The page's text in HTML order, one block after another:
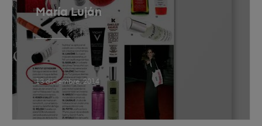
María Luján
13 diciembre, 2014